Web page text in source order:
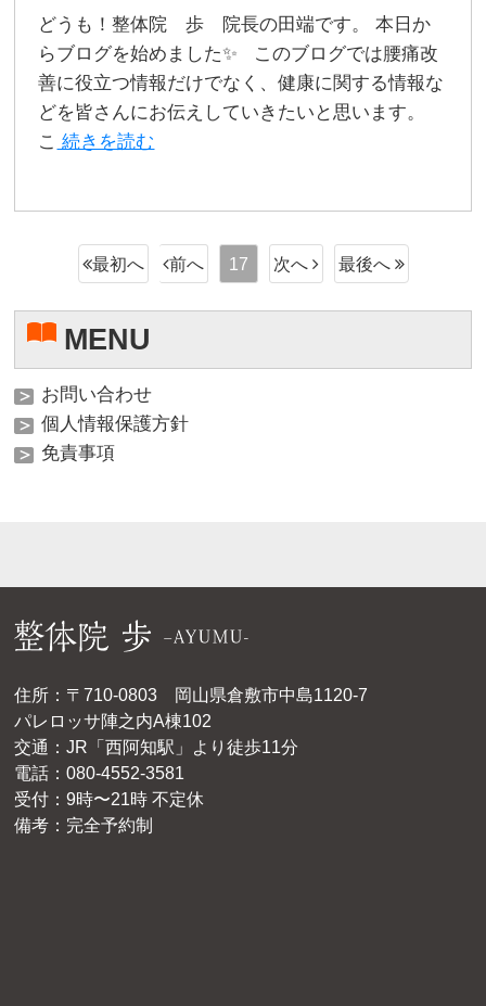
どうも！整体院 歩 院長の田端です。 本日か
らブログを始めました✨ このブログでは腰痛改
善に役立つ情報だけでなく、健康に関する情報な
どを皆さんにお伝えしていきたいと思います。
こ 続きを読む
17
MENU
お問い合わせ
個人情報保護方針
免責事項
住所：〒710-0803 岡山県倉敷市中島1120-7
パレロッサ陣之内A棟102
交通：JR「西阿知駅」より徒歩11分
電話：080-4552-3581
受付：9時〜21時 不定休
備考：完全予約制